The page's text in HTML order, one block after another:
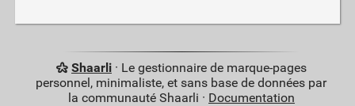
Shaarli· Le gestionnaire de marque-pages
personnel, minimaliste, et sans base de données par
la communauté Shaarli · Documentation